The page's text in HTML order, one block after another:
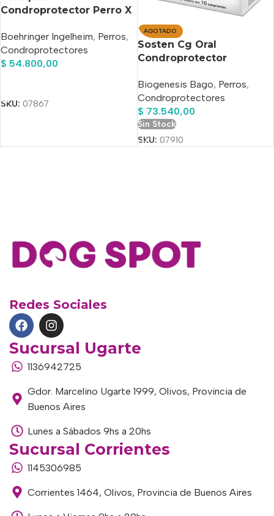
Condroprotector Perro X
Boehringer Ingelheim, Perros,
Condroprotectores
$ 54.800,00
SKU: 07867
AGOTADO
Sosten Cg Oral
Condroprotector
Comprimidos
Biogenesis Bago, Perros,
Condroprotectores
$ 73.540,00
Sin Stock
SKU: 07910
Redes Sociales
Sucursal Ugarte
1136942725
Gdor. Marcelino Ugarte 1999, Olivos, Provincia de
Buenos Aires
Lunes a Sábados 9hs a 20hs
Sucursal Corrientes
1145306985
Corrientes 1464, Olivos, Provincia de Buenos Aires